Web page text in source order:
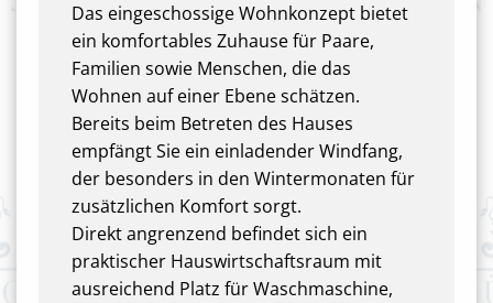
Das eingeschossige Wohnkonzept bietet
ein komfortables Zuhause für Paare,
Familien sowie Menschen, die das
Wohnen auf einer Ebene schätzen.
Bereits beim Betreten des Hauses
empfängt Sie ein einladender Windfang,
der besonders in den Wintermonaten für
zusätzlichen Komfort sorgt.
Direkt angrenzend befindet sich ein
praktischer Hauswirtschaftsraum mit
ausreichend Platz für Waschmaschine,